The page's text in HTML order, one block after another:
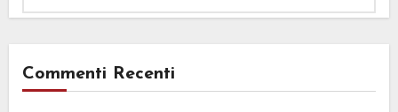
Commenti Recenti